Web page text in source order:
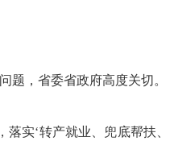
题，省委省政府高度关切。
实‘转产就业、兜底帮扶、